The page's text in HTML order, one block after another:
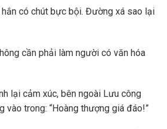
hắn có chút bực bội. Đường xá sao lại
cần phải làm người có văn hóa
lại cảm xúc, bên ngoài Lưu công
vào trong: “Hoàng thượng giá đáo!”